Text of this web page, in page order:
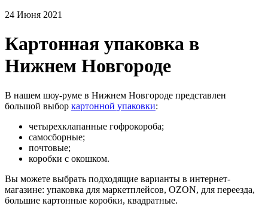
24 Июня 2021
Картонная упаковка в
Нижнем Новгороде
В нашем шоу-руме в Нижнем Новгороде представлен
большой выбор картонной упаковки:
четырехклапанные гофрокороба;
самосборные;
почтовые;
коробки с окошком.
Вы можете выбрать подходящие варианты в интернет-
магазине: упаковка для маркетплейсов, OZON, для переезда,
большие картонные коробки, квадратные.